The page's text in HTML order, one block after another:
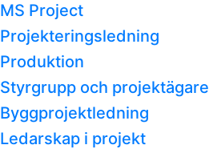
MS Project
Projekteringsledning
Produktion
Styrgrupp och projektägare
Byggprojektledning
Ledarskap i projekt